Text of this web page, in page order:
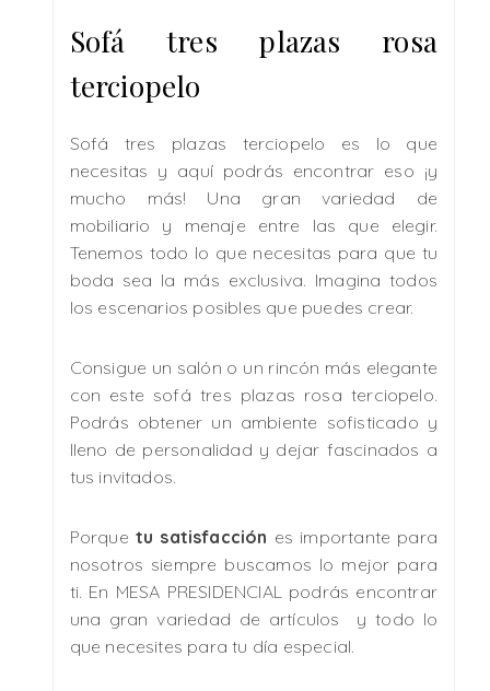
Sofá tres plazas rosa
terciopelo
Sofá tres plazas terciopelo es lo que
necesitas y aquí podrás encontrar eso ¡y
mucho más! Una gran variedad de
mobiliario y menaje entre las que elegir.
Tenemos todo lo que necesitas para que tu
boda sea la más exclusiva. Imagina todos
los escenarios posibles que puedes crear.
Consigue un salón o un rincón más elegante
con este sofá tres plazas rosa terciopelo.
Podrás obtener un ambiente sofisticado y
lleno de personalidad y dejar fascinados a
tus invitados.
Porque tu satisfacción es importante para
nosotros siempre buscamos lo mejor para
ti. En MESA PRESIDENCIAL podrás encontrar
una gran variedad de artículos y todo lo
que necesites para tu día especial.